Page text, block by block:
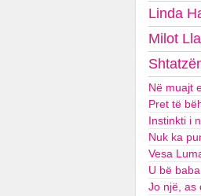
Linda
Milot
Në muajt
Pret të
Instinkti i
Nuk ka
Vesa
U bë
Jo një, as